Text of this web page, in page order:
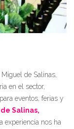
de Salinas,
en el sector,
eventos, ferias y
Salinas,
experiencia nos ha